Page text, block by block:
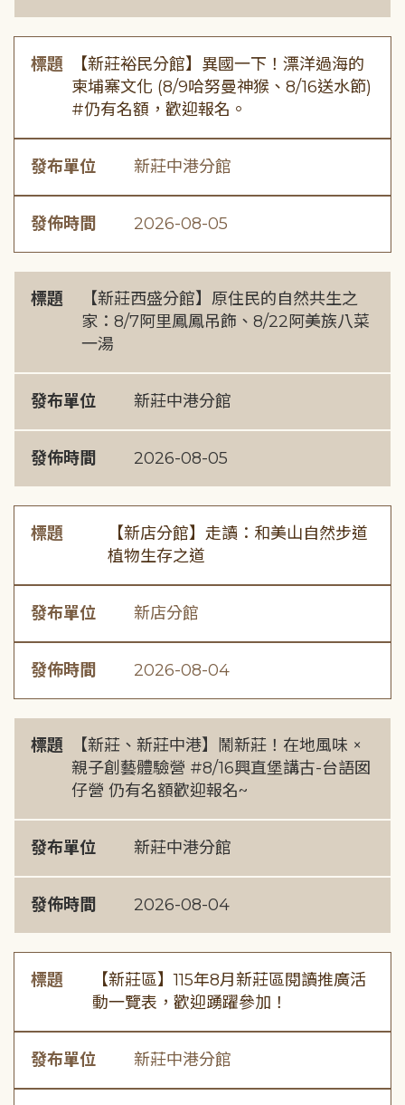
標題
【新莊裕民分館】異國一下！漂洋過海的
柬埔寨文化 (8/9哈努曼神猴、8/16送水節)
#仍有名額，歡迎報名。
發布單位 新莊中港分館
發佈時間 2026-08-05
標題
【新莊西盛分館】原住民的自然共生之
家：8/7阿里鳳鳳吊飾、8/22阿美族八菜
一湯
發布單位 新莊中港分館
發佈時間 2026-08-05
標題
【新店分館】走讀：和美山自然步道
植物生存之道
發布單位 新店分館
發佈時間 2026-08-04
標題
【新莊、新莊中港】鬧新莊！在地風味 ×
親子創藝體驗營 #8/16興直堡講古-台語囡
仔營 仍有名額歡迎報名~
發布單位 新莊中港分館
發佈時間 2026-08-04
標題
【新莊區】115年8月新莊區閱讀推廣活
動一覽表，歡迎踴躍參加！
發布單位 新莊中港分館